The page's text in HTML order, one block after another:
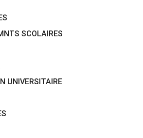
SCOLAIRES
UNIVERSITAIRE